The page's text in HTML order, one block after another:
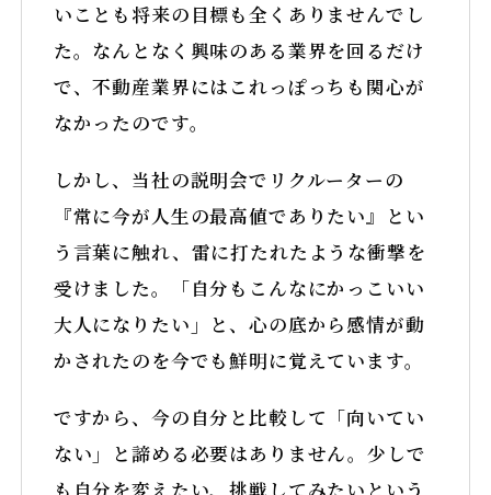
いことも将来の目標も全くありませんでし
た。なんとなく興味のある業界を回るだけ
で、不動産業界にはこれっぽっちも関心が
なかったのです。
しかし、当社の説明会でリクルーターの
『常に今が人生の最高値でありたい』とい
う言葉に触れ、雷に打たれたような衝撃を
受けました。「自分もこんなにかっこいい
大人になりたい」と、心の底から感情が動
かされたのを今でも鮮明に覚えています。
ですから、今の自分と比較して「向いてい
ない」と諦める必要はありません。少しで